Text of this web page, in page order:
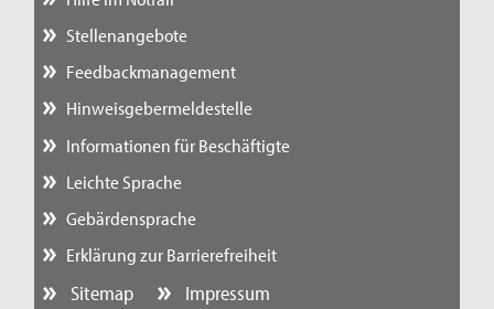
Stellenangebote
Feedbackmanagement
Hinweisgebermeldestelle
Informationen für Beschäftigte
Leichte Sprache
Gebärdensprache
Erklärung zur Barrierefreiheit
Sitemap Impressum